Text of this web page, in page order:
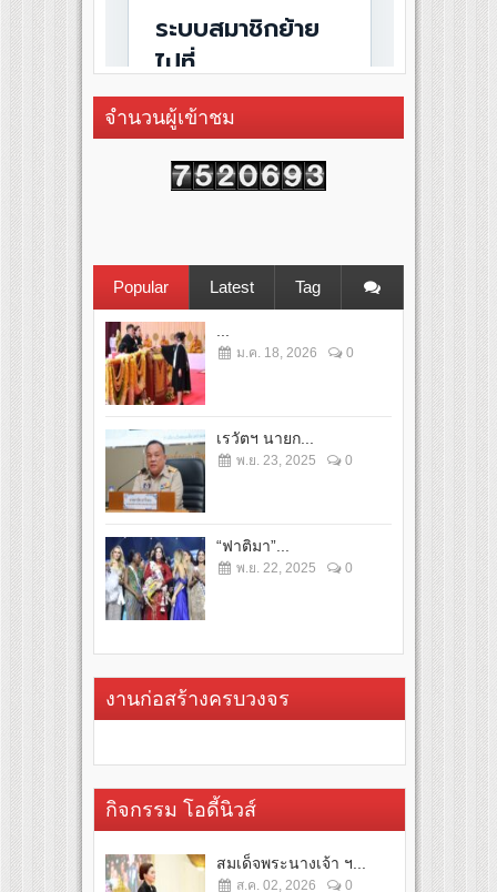
จำนวนผู้เข้าชม
Popular Latest Tag
ม.ค. 18, 2026 0
เรวัตฯ นายก...
พ.ย. 23, 2025 0
“ฟาติมา”...
พ.ย. 22, 2025 0
งานก่อสร้างครบวงจร
กิจกรรม โอดี้นิวส์
สมเด็จพระนางเจ้า ฯ...
ส.ค. 02, 2026 0